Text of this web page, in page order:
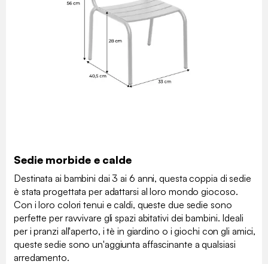
Sedie morbide e calde
Destinata ai bambini dai 3 ai 6 anni, questa coppia di sedie
è stata progettata per adattarsi al loro mondo giocoso.
Con i loro colori tenui e caldi, queste due sedie sono
perfette per ravvivare gli spazi abitativi dei bambini. Ideali
per i pranzi all'aperto, i tè in giardino o i giochi con gli amici,
queste sedie sono un'aggiunta affascinante a qualsiasi
arredamento.